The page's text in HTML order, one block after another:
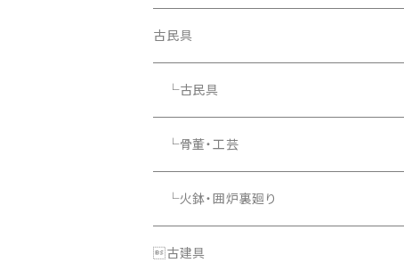
古民具
└古民具
└骨董・工芸
└火鉢・囲炉裏廻り
└照明器具
古建具